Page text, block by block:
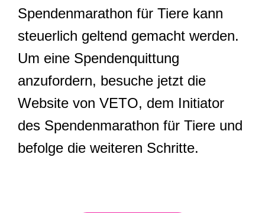
Spendenmarathon für Tiere kann
steuerlich geltend gemacht werden.
Um eine Spendenquittung
anzufordern, besuche jetzt die
Website von VETO, dem Initiator
des Spendenmarathon für Tiere und
befolge die weiteren Schritte.